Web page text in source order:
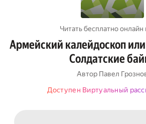
Читать бесплатно онлайн
Армейский калейдоскоп
Солдатские
Автор Павел
Доступен Виртуальный